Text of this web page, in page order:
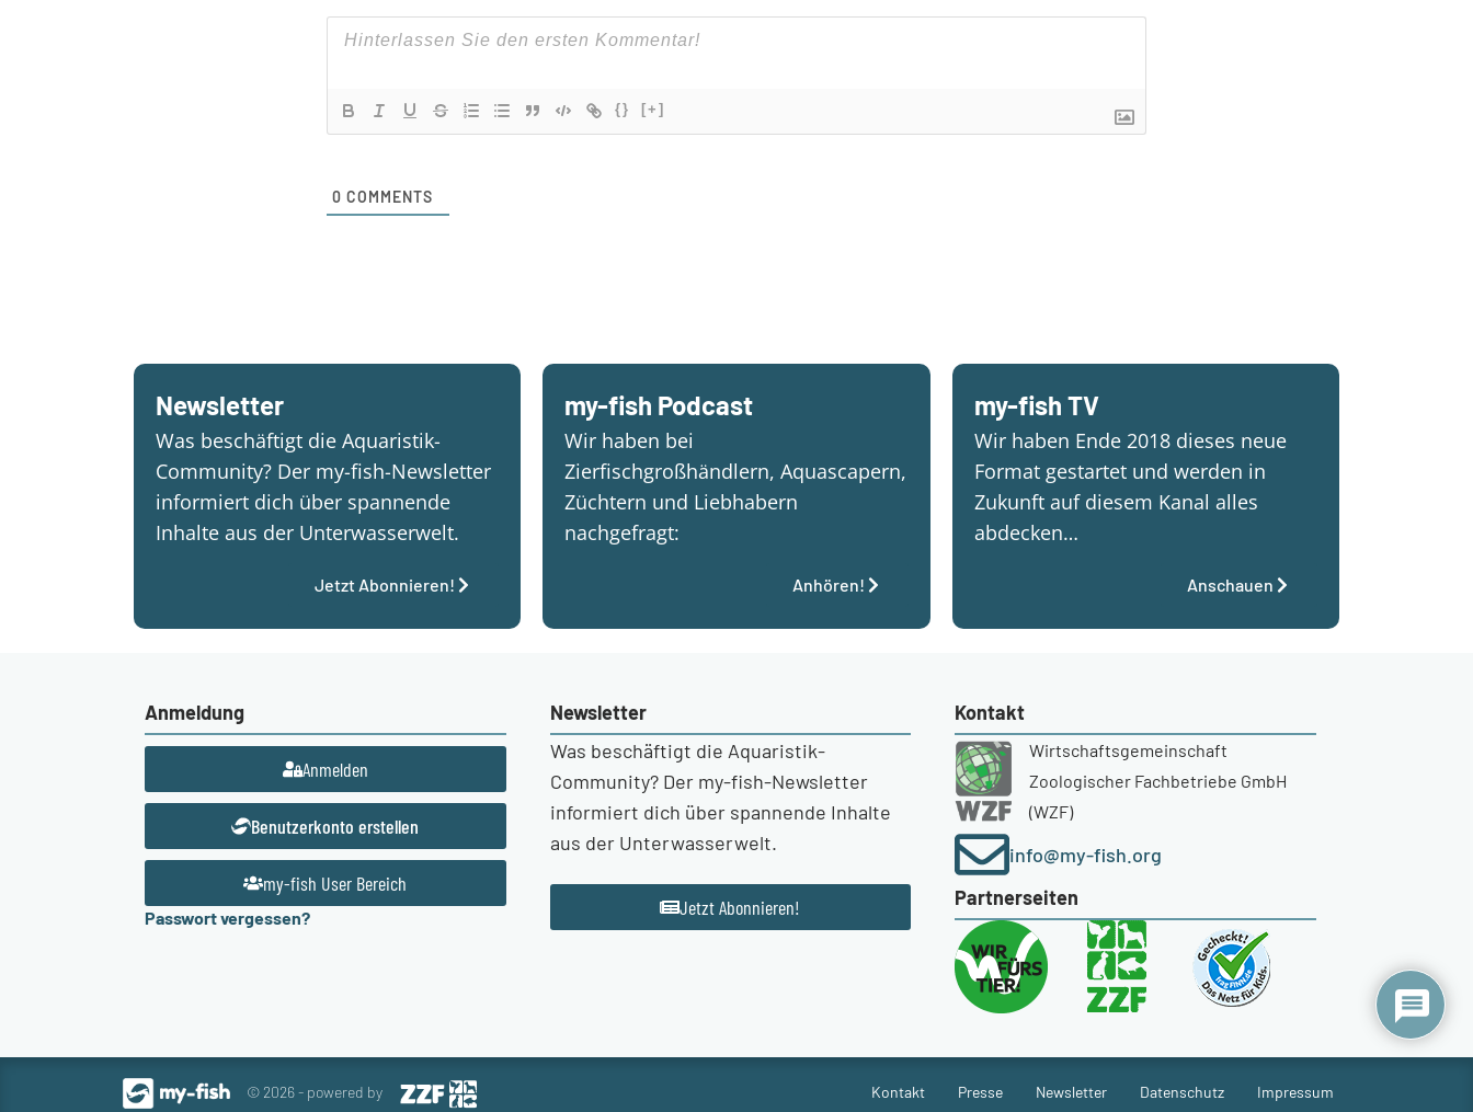
{} [+]
0 COMMENTS
Newsletter
Was beschäftigt die Aquaristik-
Community? Der my-fish-Newsletter
informiert dich über spannende
Inhalte aus der Unterwasserwelt.
Jetzt Abonnieren!
my-fish Podcast
Wir haben bei
Zierfischgroßhändlern, Aquascapern,
Züchtern und Liebhabern
nachgefragt:
Anhören!
my-fish TV
Wir haben Ende 2018 dieses neue
Format gestartet und werden in
Zukunft auf diesem Kanal alles
abdecken…
Anschauen
Anmeldung
Anmelden
Benutzerkonto erstellen
my-fish User Bereich
Passwort vergessen?
Newsletter
Was beschäftigt die Aquaristik-
Community? Der my-fish-Newsletter
informiert dich über spannende Inhalte
aus der Unterwasserwelt.
Jetzt Abonnieren!
Kontakt
Wirtschaftsgemeinschaft
Zoologischer Fachbetriebe GmbH
(WZF)
info@my-fish.org
Partnerseiten
© 2026 - powered by Kontakt Presse Newsletter Datenschutz Impressum